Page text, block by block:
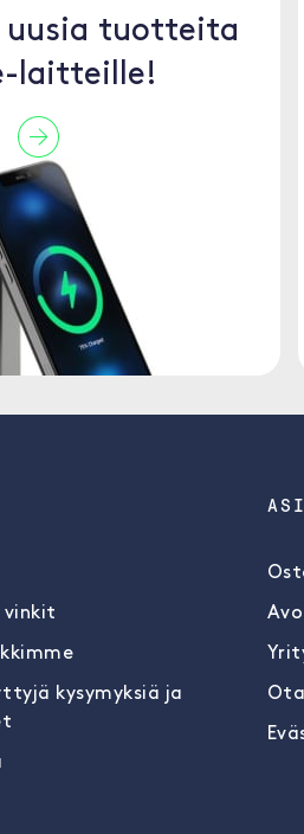
uusia tuotteita
laitteille!
vinkit
kysymyksiä ja